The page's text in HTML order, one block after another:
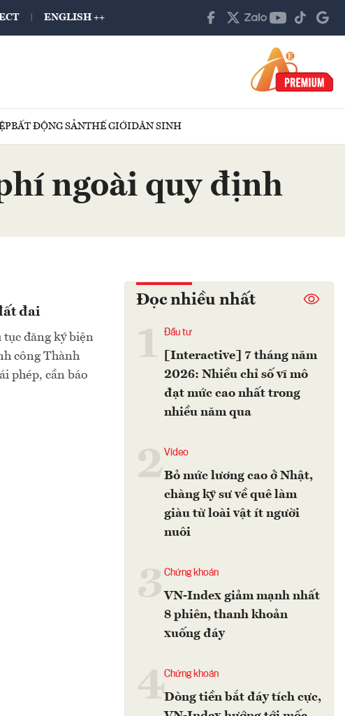
ENGLISH ++
BẤT ĐỘNG SẢNTHẾ GIỚIDÂN SINH
ngoài quy định
đai
đăng ký biện
công Thành
phép, cần báo
Đọc nhiều nhất
Đầu tư
[Interactive] 7 tháng năm
2026: Nhiều chỉ số vĩ mô
đạt mức cao nhất trong
nhiều năm qua
2Video
Bỏ mức lương cao ở Nhật,
chàng kỹ sư về quê làm
giàu từ loài vật ít người
nuôi
Chứng khoán
VN-Index giảm mạnh nhất
8 phiên, thanh khoản
xuống đáy
4Chứng khoán
Dòng tiền bắt đáy tích cực,